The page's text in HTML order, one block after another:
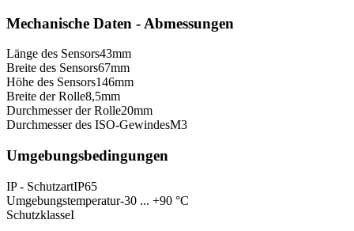
Mechanische Daten - Abmessungen
Länge des Sensors43mm
Breite des Sensors67mm
Höhe des Sensors146mm
Breite der Rolle8,5mm
Durchmesser der Rolle20mm
Durchmesser des ISO-GewindesM3
Umgebungsbedingungen
IP - SchutzartIP65
Umgebungstemperatur-30 ... +90 °C
SchutzklasseI